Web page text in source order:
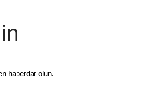
haberdar olun.